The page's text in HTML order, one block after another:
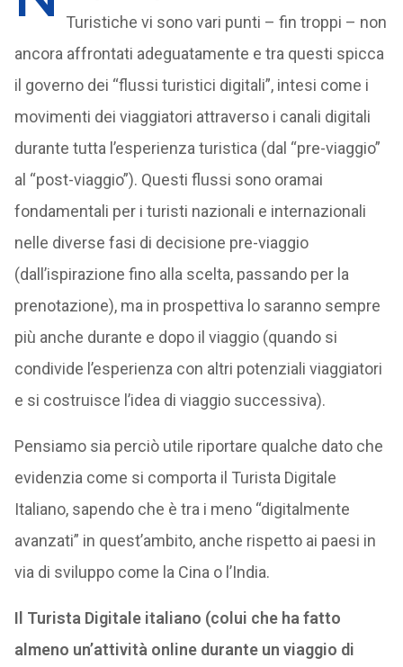
Turistiche vi sono vari punti – fin troppi – non
ancora affrontati adeguatamente e tra questi spicca
il governo dei “flussi turistici digitali”, intesi come i
movimenti dei viaggiatori attraverso i canali digitali
durante tutta l’esperienza turistica (dal “pre-viaggio”
al “post-viaggio”). Questi flussi sono oramai
fondamentali per i turisti nazionali e internazionali
nelle diverse fasi di decisione pre-viaggio
(dall’ispirazione fino alla scelta, passando per la
prenotazione), ma in prospettiva lo saranno sempre
più anche durante e dopo il viaggio (quando si
condivide l’esperienza con altri potenziali viaggiatori
e si costruisce l’idea di viaggio successiva).
Pensiamo sia perciò utile riportare qualche dato che
evidenzia come si comporta il Turista Digitale
Italiano, sapendo che è tra i meno “digitalmente
avanzati” in quest’ambito, anche rispetto ai paesi in
via di sviluppo come la Cina o l’India.
Il Turista Digitale italiano (colui che ha fatto
almeno un’attività online durante un viaggio di